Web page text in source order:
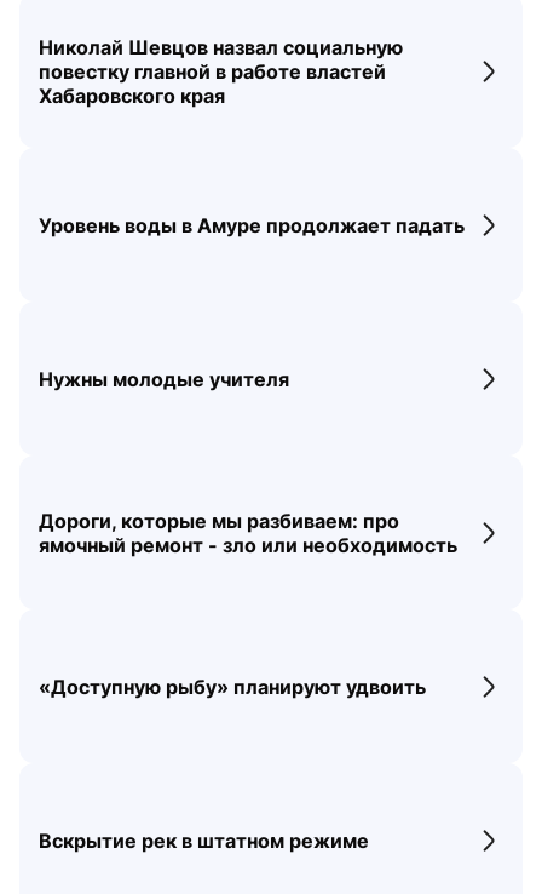
Николай Шевцов назвал социальную
повестку главной в работе властей
Хабаровского края
Уровень воды в Амуре продолжает падать
Нужны молодые учителя
Дороги, которые мы разбиваем: про
ямочный ремонт - зло или необходимость
«Доступную рыбу» планируют удвоить
Вскрытие рек в штатном режиме